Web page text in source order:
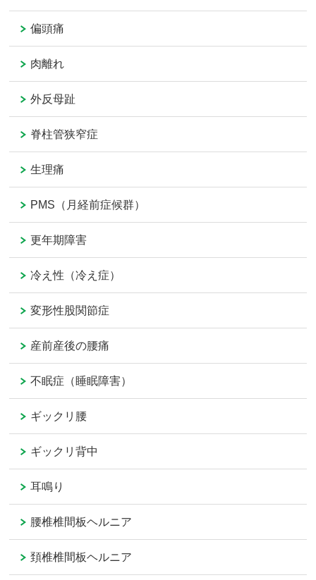
偏頭痛
肉離れ
外反母趾
脊柱管狭窄症
生理痛
PMS（月経前症候群）
更年期障害
冷え性（冷え症）
変形性股関節症
産前産後の腰痛
不眠症（睡眠障害）
ギックリ腰
ギックリ背中
耳鳴り
腰椎椎間板ヘルニア
頚椎椎間板ヘルニア